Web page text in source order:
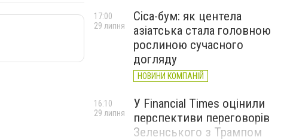
Cica-бум: як центела
азіатська стала головною
рослиною сучасного
догляду
НОВИНИ КОМПАНІЙ
17:00
29 липня
У Financial Times оцінили
перспективи переговорів
Зеленського з Трампом
16:10
29 липня